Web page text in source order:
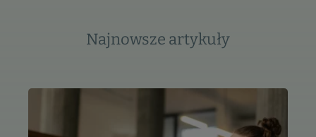
Najnowsze artykuły